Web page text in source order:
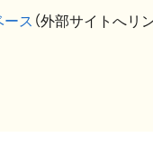
ース （外部サイトへリ